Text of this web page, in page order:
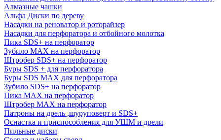
Алмазные чашки
Альфа Диски по дереву
Насадки на реноватор и роторайзер
Насадки для перфоратора и отбойного молотка
Пика SDS+ на перфоратор
Зубило MAX на перфоратор
Штробер SDS+ на перфоратор
Буры SDS + для перфоратора
Буры SDS MAX для перфоратора
Зубило SDS+ на перфоратор
Пика MAX на перфоратор
Штробер MAX на перфоратор
Патроны на дрель ,шуруповерт и SDS+
Оснастка и приспособления для УШМ и дрели
Пильные диски